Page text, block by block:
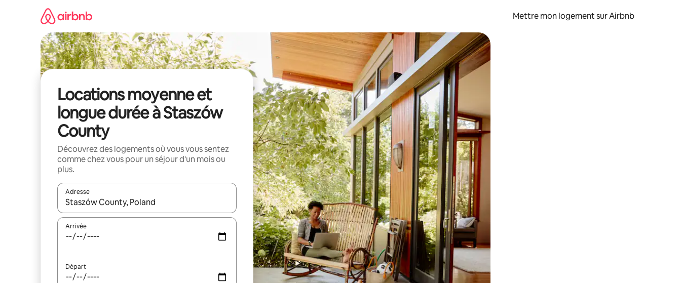
Mettre mon logement sur Airbnb
Locations moyenne et
longue durée à Staszów
County
Découvrez des logements où vous vous sentez
comme chez vous pour un séjour d'un mois ou
plus.
Adresse
Lorsque les résultats s'affichent, utilisez les flèches vers le haut et vers le bas pour les parcourir ou en appuyant et en faisant glisser.
Arrivée
Départ